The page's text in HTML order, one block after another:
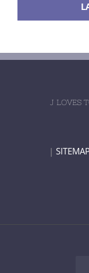
J LOVES
|